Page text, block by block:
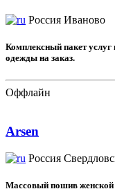
Россия Иваново
Комплексный пакет
одежды на заказ.
Оффлайн
Arsen
Россия
Массовый пошив